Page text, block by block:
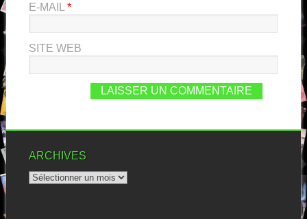
E-MAIL *
SITE WEB
ARCHIVES